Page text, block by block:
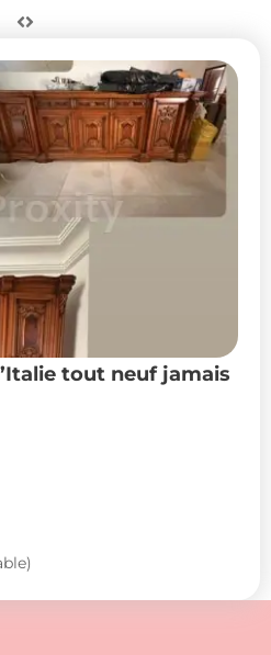
tout neuf jamais